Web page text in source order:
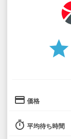
star
credit_card 価格
timer 平均待ち時間